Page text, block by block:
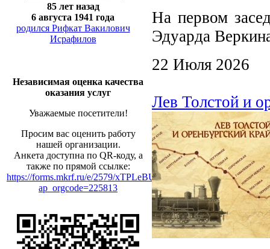
85 лет назад
6 августа 1941 года
родился Рифкат Вакилович
Исрафилов
Независимая оценка качества
оказания услуг
Уважаемые посетители!
Просим вас оценить работу
нашей организации.
Анкета доступна по QR-коду, а
также по прямой ссылке:
https://forms.mkrf.ru/e/2579/xTPLeBU7/?
ap_orgcode=225813
На первом
Эдуарда
22 Июля 2026
Лев Толстой и